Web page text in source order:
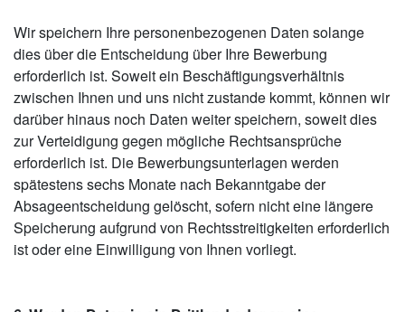
Wir speichern Ihre personenbezogenen Daten solange
dies über die Entscheidung über Ihre Bewerbung
erforderlich ist. Soweit ein Beschäftigungsverhältnis
zwischen Ihnen und uns nicht zustande kommt, können wir
darüber hinaus noch Daten weiter speichern, soweit dies
zur Verteidigung gegen mögliche Rechtsansprüche
erforderlich ist. Die Bewerbungsunterlagen werden
spätestens sechs Monate nach Bekanntgabe der
Absageentscheidung gelöscht, sofern nicht eine längere
Speicherung aufgrund von Rechtsstreitigkeiten erforderlich
ist oder eine Einwilligung von Ihnen vorliegt.